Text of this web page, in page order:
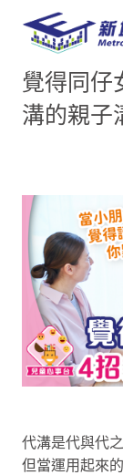
覺得同仔
溝的親子
代溝是代與代
但當運用起來